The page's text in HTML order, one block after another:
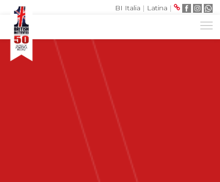
BI Italia | Latina |